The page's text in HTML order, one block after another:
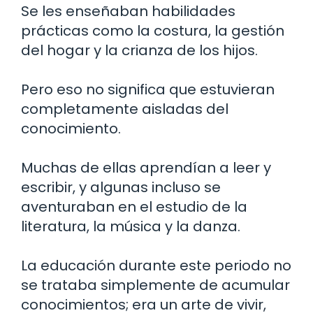
Se les enseñaban habilidades
prácticas como la costura, la gestión
del hogar y la crianza de los hijos.
Pero eso no significa que estuvieran
completamente aisladas del
conocimiento.
Muchas de ellas aprendían a leer y
escribir, y algunas incluso se
aventuraban en el estudio de la
literatura, la música y la danza.
La educación durante este periodo no
se trataba simplemente de acumular
conocimientos; era un arte de vivir,